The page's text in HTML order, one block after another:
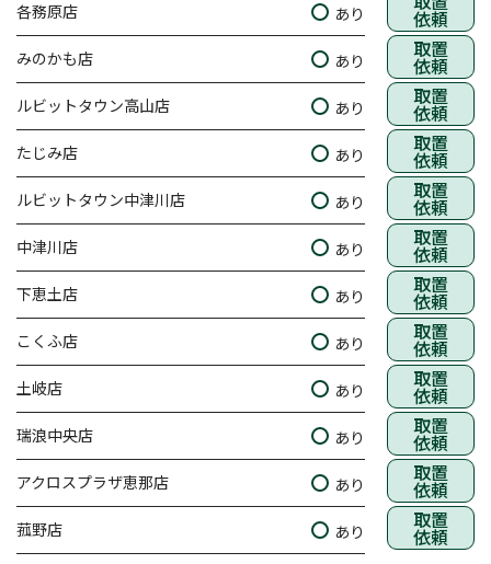
各務原店 あり 依頼
みのかも店 あり 取置
依頼
ルビットタウン高山店 あり 取置
依頼
たじみ店 あり 取置
依頼
ルビットタウン中津川店 あり 取置
依頼
中津川店 あり 取置
依頼
下恵土店 あり 取置
依頼
こくふ店 あり 取置
依頼
土岐店 あり 取置
依頼
瑞浪中央店 あり 取置
依頼
アクロスプラザ恵那店 あり 取置
依頼
菰野店 あり 取置
依頼